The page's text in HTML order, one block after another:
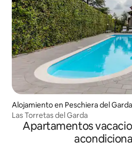
Alojamiento en Peschiera del Garda
Las Torretas del Garda
Apartamentos